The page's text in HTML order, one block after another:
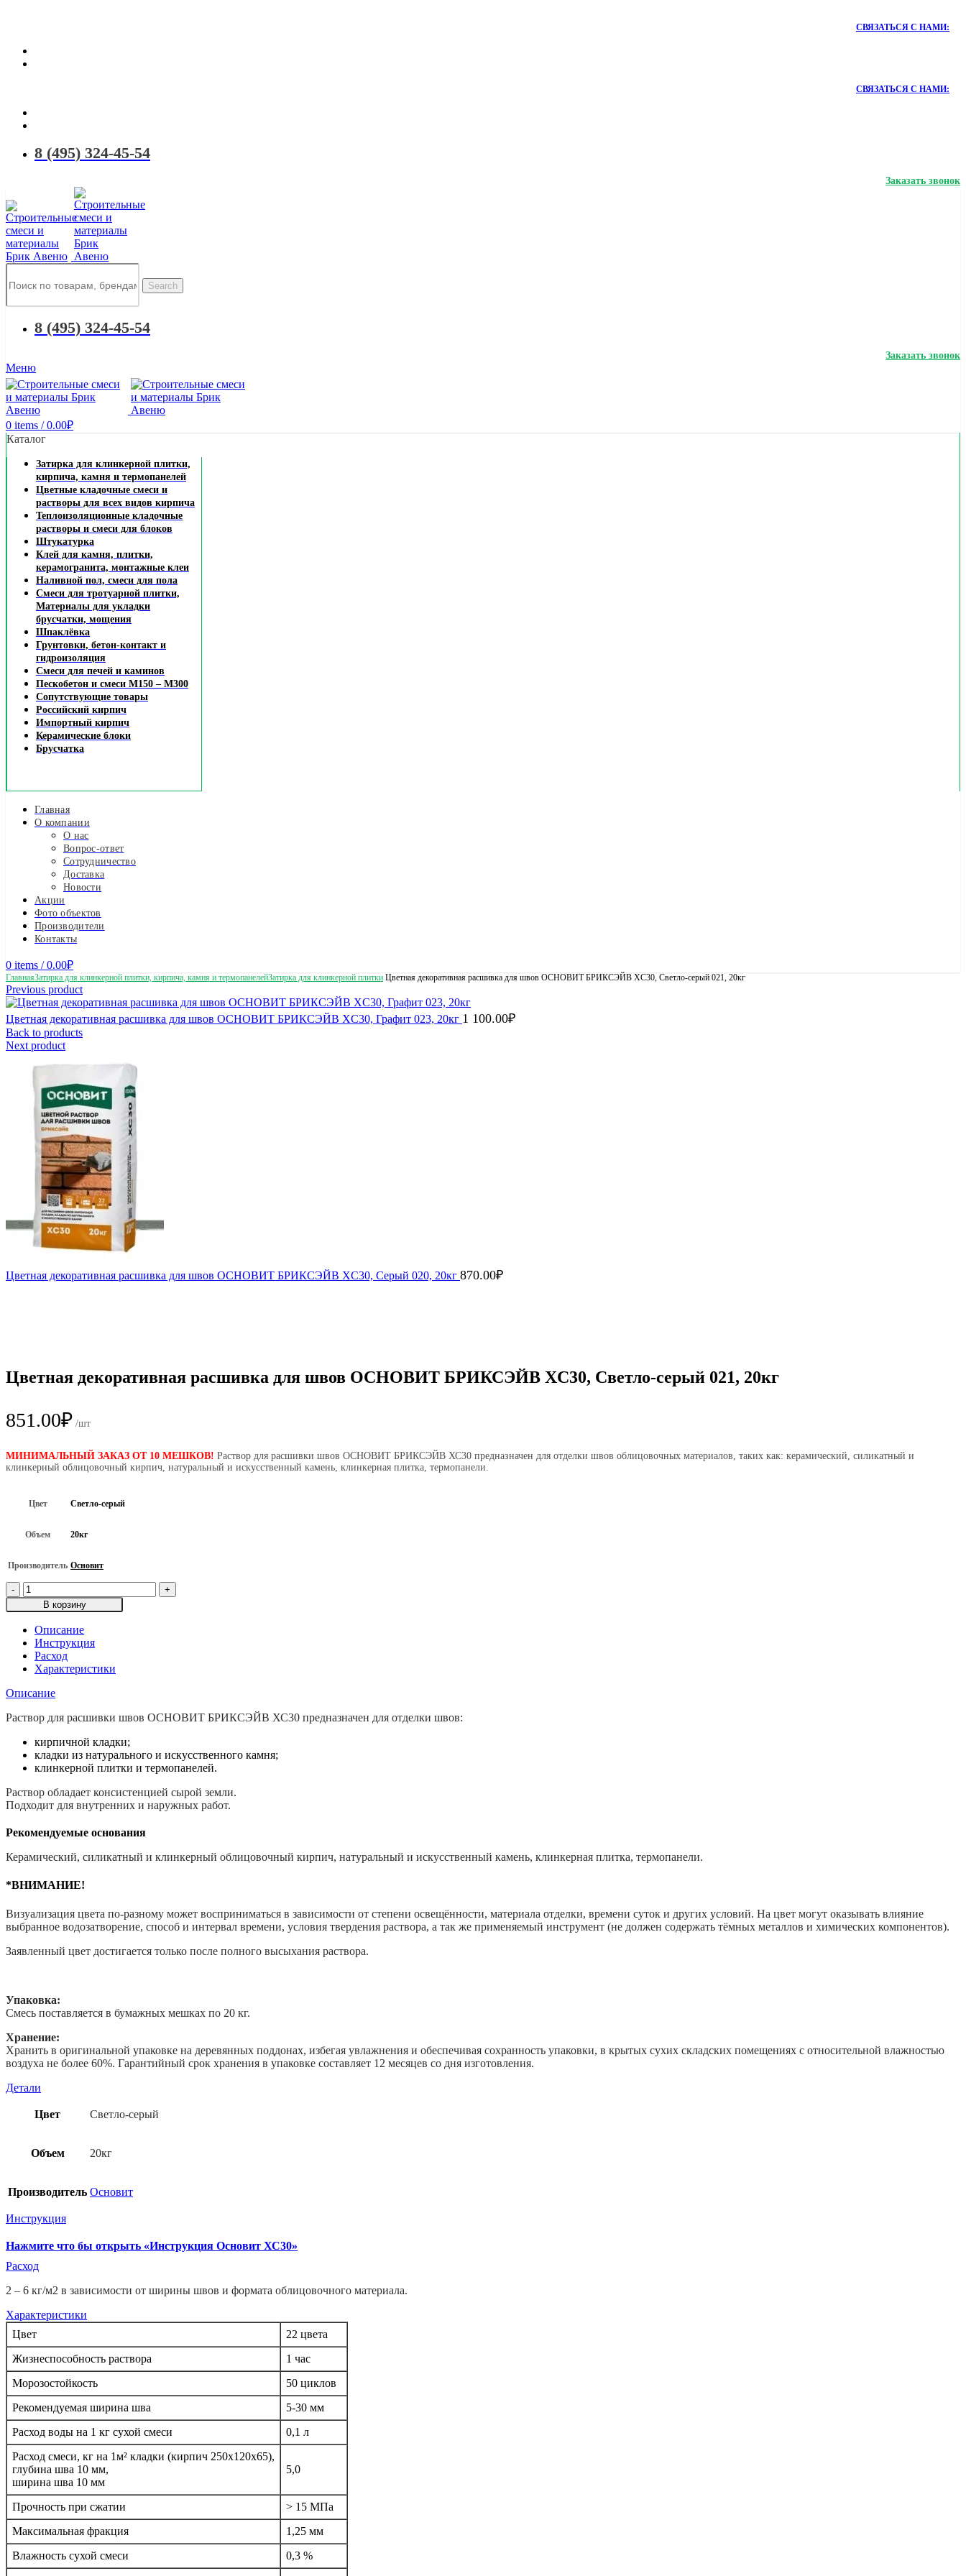
СВЯЗАТЬСЯ С НАМИ:
СВЯЗАТЬСЯ С НАМИ:
8 (495) 324-45-54
Заказать звонок
Search
8 (495) 324-45-54
Заказать звонок
Меню
0 items / 0.00₽
Каталог
Затирка для клинкерной плитки,
кирпича, камня и термопанелей
Цветные кладочные смеси и
растворы для всех видов кирпича
Теплоизоляционные кладочные
растворы и смеси для блоков
Штукатурка
Клей для камня, плитки,
керамогранита, монтажные клеи
Наливной пол, смеси для пола
Смеси для тротуарной плитки,
Материалы для укладки
брусчатки, мощения
Шпаклёвка
Грунтовки, бетон-контакт и
гидроизоляция
Смеси для печей и каминов
Пескобетон и смеси М150 – М300
Сопутствующие товары
Российский кирпич
Импортный кирпич
Керамические блоки
Брусчатка
Главная
О компании
О нас
Вопрос-ответ
Сотрудничество
Доставка
Новости
Акции
Фото объектов
Производители
Контакты
0 items / 0.00₽
ГлавнаяЗатирка для клинкерной плитки, кирпича, камня и термопанелейЗатирка для клинкерной плитки Цветная декоративная расшивка для швов ОСНОВИТ БРИКСЭЙВ XC30, Светло-серый 021, 20кг
Previous product
Цветная декоративная расшивка для швов ОСНОВИТ БРИКСЭЙВ XC30, Графит 023, 20кг 1 100.00₽
Back to products
Next product
Цветная декоративная расшивка для швов ОСНОВИТ БРИКСЭЙВ XC30, Серый 020, 20кг 870.00₽
Цветная декоративная расшивка для швов ОСНОВИТ БРИКСЭЙВ XC30, Светло-серый 021, 20кг
851.00₽ /шт
МИНИМАЛЬНЫЙ ЗАКАЗ ОТ 10 МЕШКОВ! Раствор для расшивки швов ОСНОВИТ БРИКСЭЙВ ХС30 предназначен для отделки швов облицовочных материалов, таких как: керамический, силикатный и
клинкерный облицовочный кирпич, натуральный и искусственный камень, клинкерная плитка, термопанели.
Цвет Светло-серый
Объем 20кг
Производитель Основит
Количество
товара
Цветная
декоративная
расшивка
для
швов
ОСНОВИТ
БРИКСЭЙВ
Светло-
021,
20кг
В корзину
Описание
Инструкция
Расход
Характеристики
Описание
Раствор для расшивки швов ОСНОВИТ БРИКСЭЙВ ХС30 предназначен для отделки швов:
кирпичной кладки;
кладки из натурального и искусственного камня;
клинкерной плитки и термопанелей.
Раствор обладает консистенцией сырой земли.
Подходит для внутренних и наружных работ.
Рекомендуемые основания
Керамический, силикатный и клинкерный облицовочный кирпич, натуральный и искусственный камень, клинкерная плитка, термопанели.
*ВНИМАНИЕ!
Визуализация цвета по-разному может восприниматься в зависимости от степени освещённости, материала отделки, времени суток и других условий. На цвет могут оказывать влияние
выбранное водозатворение, способ и интервал времени, условия твердения раствора, а так же применяемый инструмент (не должен содержать тёмных металлов и химических компонентов).
Заявленный цвет достигается только после полного высыхания раствора.
Упаковка:
Смесь поставляется в бумажных мешках по 20 кг.
Хранение:
Хранить в оригинальной упаковке на деревянных поддонах, избегая увлажнения и обеспечивая сохранность упаковки, в крытых сухих складских помещениях с относительной влажностью
воздуха не более 60%. Гарантийный срок хранения в упаковке составляет 12 месяцев со дня изготовления.
Детали
Цвет Светло-серый
Объем 20кг
Производитель Основит
Инструкция
Нажмите что бы открыть «Инструкция Основит ХС30»
Расход
2 – 6 кг/м2 в зависимости от ширины швов и формата облицовочного материала.
Характеристики
Цвет
22 цвета
Жизнеспособность раствора
1 час
Морозостойкость
50 циклов
Рекомендуемая ширина шва
5-30 мм
Расход воды на 1 кг сухой смеси
0,1 л
Расход смеси, кг на 1м² кладки (кирпич 250x120x65),
глубина шва 10 мм,
ширина шва 10 мм
5,0
Прочность при сжатии
> 15 МПа
Максимальная фракция
1,25 мм
Влажность сухой смеси
0,3 %